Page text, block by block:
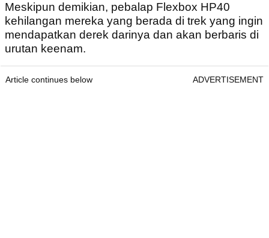
Meskipun demikian, pebalap Flexbox HP40
kehilangan mereka yang berada di trek yang ingin
mendapatkan derek darinya dan akan berbaris di
urutan keenam.
Article continues below ADVERTISEMENT